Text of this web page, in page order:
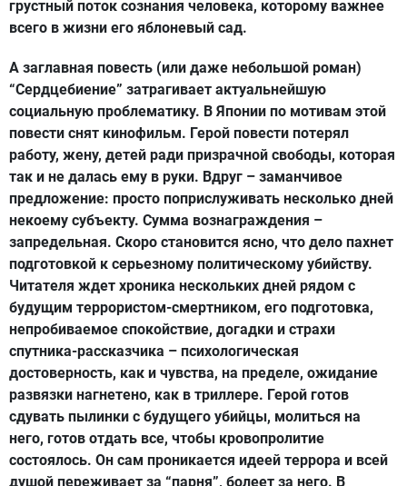
грустный поток сознания человека, которому важнее
всего в жизни его яблоневый сад.
А заглавная повесть (или даже небольшой роман)
“Сердцебиение” затрагивает актуальнейшую
социальную проблематику. В Японии по мотивам этой
повести снят кинофильм. Герой повести потерял
работу, жену, детей ради призрачной свободы, которая
так и не далась ему в руки. Вдруг – заманчивое
предложение: просто поприслуживать несколько дней
некоему субъекту. Сумма вознаграждения –
запредельная. Скоро становится ясно, что дело пахнет
подготовкой к серьезному политическому убийству.
Читателя ждет хроника нескольких дней рядом с
будущим террористом-смертником, его подготовка,
непробиваемое спокойствие, догадки и страхи
спутника-рассказчика – психологическая
достоверность, как и чувства, на пределе, ожидание
развязки нагнетено, как в триллере. Герой готов
сдувать пылинки с будущего убийцы, молиться на
него, готов отдать все, чтобы кровопролитие
состоялось. Он сам проникается идеей террора и всей
душой переживает за “парня”, болеет за него. В